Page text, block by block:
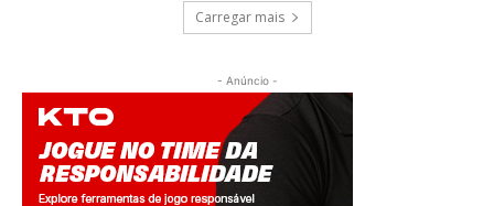
Carregar mais
- Anúncio -